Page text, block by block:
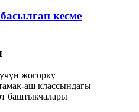
кесме